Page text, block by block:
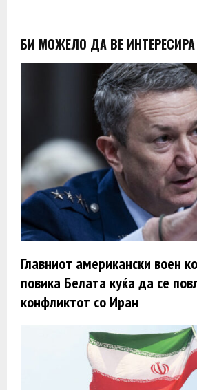
БИ МОЖЕЛО ДА ВЕ ИНТЕРЕСИРА
Главниот американски воен
повика Белата куќа да се
конфликтот со Иран